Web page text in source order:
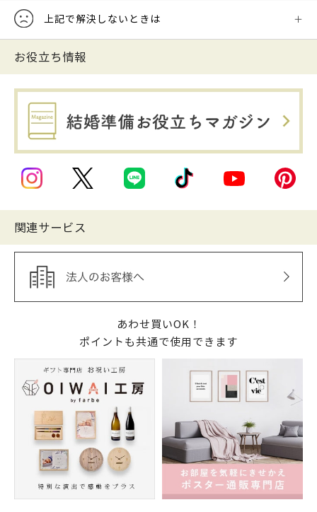
上記で解決しないときは
お役立ち情報
関連サービス
あわせ買いOK！
ポイントも共通で使用できます